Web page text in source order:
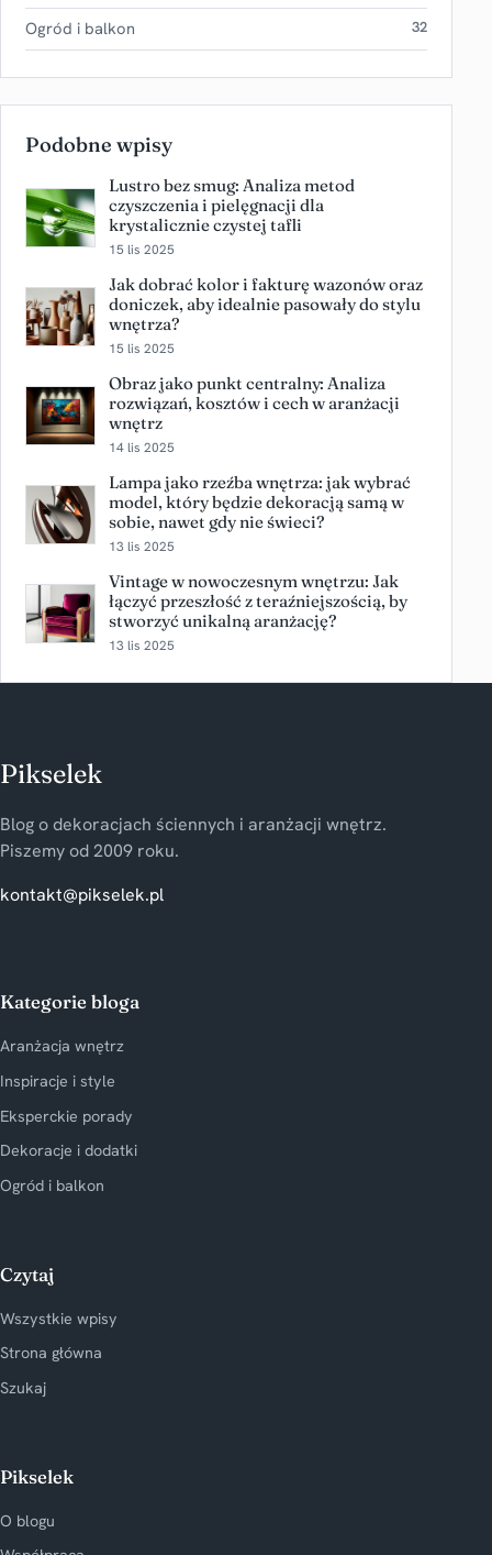
Ogród i balkon 32
Podobne wpisy
Lustro bez smug: Analiza metod
czyszczenia i pielęgnacji dla
krystalicznie czystej tafli
15 lis 2025
Jak dobrać kolor i fakturę wazonów oraz
doniczek, aby idealnie pasowały do stylu
wnętrza?
15 lis 2025
Obraz jako punkt centralny: Analiza
rozwiązań, kosztów i cech w aranżacji
wnętrz
14 lis 2025
Lampa jako rzeźba wnętrza: jak wybrać
model, który będzie dekoracją samą w
sobie, nawet gdy nie świeci?
13 lis 2025
Vintage w nowoczesnym wnętrzu: Jak
łączyć przeszłość z teraźniejszością, by
stworzyć unikalną aranżację?
13 lis 2025
Pikselek
Blog o dekoracjach ściennych i aranżacji wnętrz.
Piszemy od 2009 roku.
kontakt@pikselek.pl
Kategorie bloga
Aranżacja wnętrz
Inspiracje i style
Eksperckie porady
Dekoracje i dodatki
Ogród i balkon
Czytaj
Wszystkie wpisy
Strona główna
Szukaj
Pikselek
O blogu